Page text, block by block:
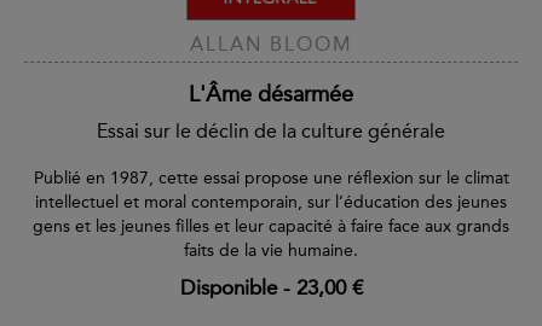
ALLAN BLOOM
L'Âme désarmée
Essai sur le déclin de la culture générale
Publié en 1987, cette essai propose une réflexion sur le climat
intellectuel et moral contemporain, sur l’éducation des jeunes
gens et les jeunes filles et leur capacité à faire face aux grands
faits de la vie humaine.
Disponible- 23,00 €